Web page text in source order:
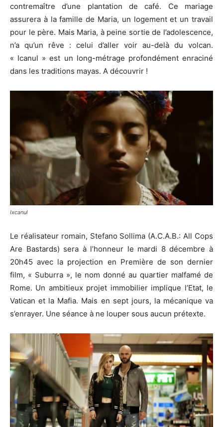
contremaître d’une plantation de café. Ce mariage
assurera à la famille de Maria, un logement et un travail
pour le père. Mais Maria, à peine sortie de l’adolescence,
n’a qu’un rêve : celui d’aller voir au-delà du volcan.
« Icanul » est un long-métrage profondément enraciné
dans les traditions mayas. A découvrir !
Ixcanul
Le réalisateur romain, Stefano Sollima (A.C.A.B.: All Cops
Are Bastards) sera à l’honneur le mardi 8 décembre à
20h45 avec la projection en Première de son dernier
film, « Suburra », le nom donné au quartier malfamé de
Rome. Un ambitieux projet immobilier implique l’Etat, le
Vatican et la Mafia. Mais en sept jours, la mécanique va
s’enrayer. Une séance à ne louper sous aucun prétexte.